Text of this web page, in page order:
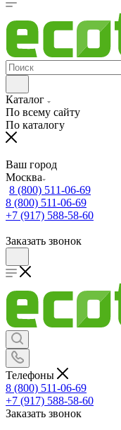
Каталог
По всему сайту
По каталогу
Ваш город
Москва
8 (800) 511-06-69
8 (800) 511-06-69
+7 (917) 588-58-60
Заказать звонок
Телефоны
8 (800) 511-06-69
+7 (917) 588-58-60
Заказать звонок